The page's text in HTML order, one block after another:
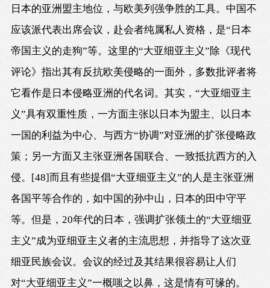
日本的亚洲盟主地位，与欧美列强争胜的工具。中国不
应该派代表出席会议，赴会者纯属私人资格，是“日本
帝国主义的走狗”等。这里的“大亚细亚主义”除《现代
评论》指出其有反抗欧美侵略的一面外，多数批评者将
它看作是日本侵略亚洲的代名词。其实，“大亚细亚主
义”具有双重性质，一方面主张以日本为盟主、以日本
一国的利益为中心、与西方“协调”对亚洲的扩张侵略政
策；另一方面又主张亚洲各国联合、一致抵抗西方的入
侵。
[48] 而且有些提倡“大亚细亚主义”的人是主张亚洲
各国平等合作的，如中国的孙中山，日本的田中守平
等。但是，20年代的日本，强调扩张领土的“大亚细亚
主义”成为亚细亚主义者的主流思想，并指导了这次亚
细亚民族会议。会议的经过及其结果很容易让人们
对“大亚细亚主义”一概嗤之以鼻，这是情有可缘的。